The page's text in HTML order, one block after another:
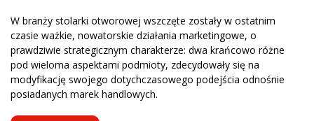
W branży stolarki otworowej wszczęte zostały w ostatnim
czasie ważkie, nowatorskie działania marketingowe, o
prawdziwie strategicznym charakterze: dwa krańcowo różne
pod wieloma aspektami podmioty, zdecydowały się na
modyfikację swojego dotychczasowego podejścia odnośnie
posiadanych marek handlowych.